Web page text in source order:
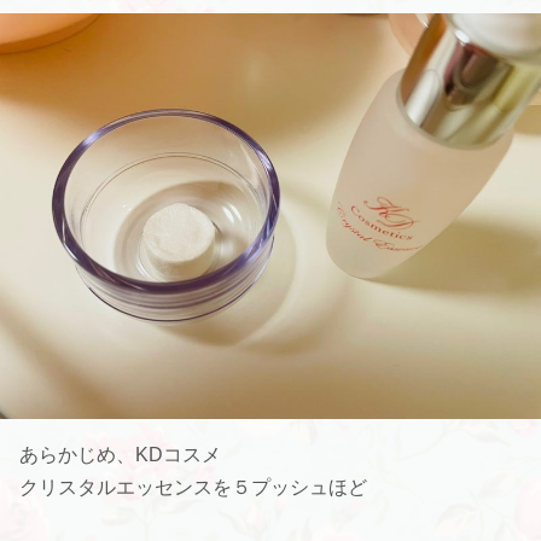
あらかじめ、KDコスメ
クリスタルエッセンスを５プッシュほど